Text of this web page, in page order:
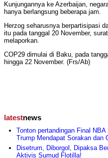
Kunjungannya ke Azerbaijan,
hanya berlangsung beberapa jam.
Herzog seharusnya berpartisipasi
itu pada tanggal 20 November,
melaporkan.
COP29 dimulai di Baku, pada
hingga 22 November. (Frs/Ab)
latestnews
Tonton pertandingan Final
Trump Mendapat Sorakan dan
Disetrum, Diborgol, Dipaksa
Aktivis Sumud Flotilla!